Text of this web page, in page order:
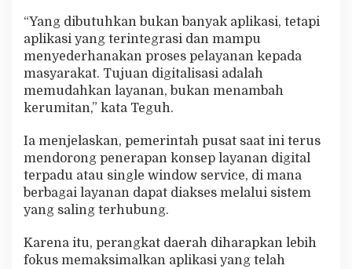
y
n
a
n
P
u
b
i
k
“Yang dibutuhkan bukan banyak aplikasi, tetapi
aplikasi yang terintegrasi dan mampu
menyederhanakan proses pelayanan kepada
masyarakat. Tujuan digitalisasi adalah
memudahkan layanan, bukan menambah
kerumitan,” kata Teguh.
Ia menjelaskan, pemerintah pusat saat ini terus
mendorong penerapan konsep layanan digital
terpadu atau single window service, di mana
berbagai layanan dapat diakses melalui sistem
yang saling terhubung.
Karena itu, perangkat daerah diharapkan lebih
fokus memaksimalkan aplikasi yang telah